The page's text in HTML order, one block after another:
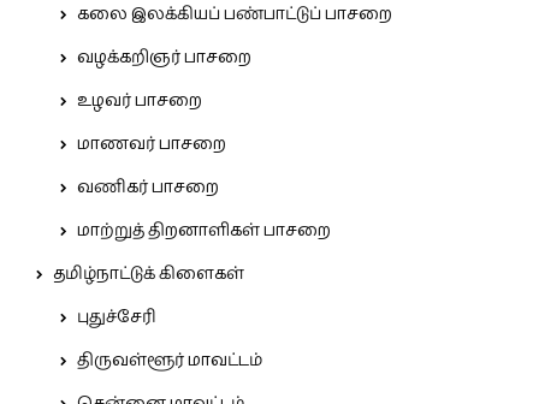
கலை இலக்கியப் பண்பாட்டுப் பாசறை
வழக்கறிஞர் பாசறை
உழவர் பாசறை
மாணவர் பாசறை
வணிகர் பாசறை
மாற்றுத் திறனாளிகள் பாசறை
தமிழ்நாட்டுக் கிளைகள்
புதுச்சேரி
திருவள்ளூர் மாவட்டம்